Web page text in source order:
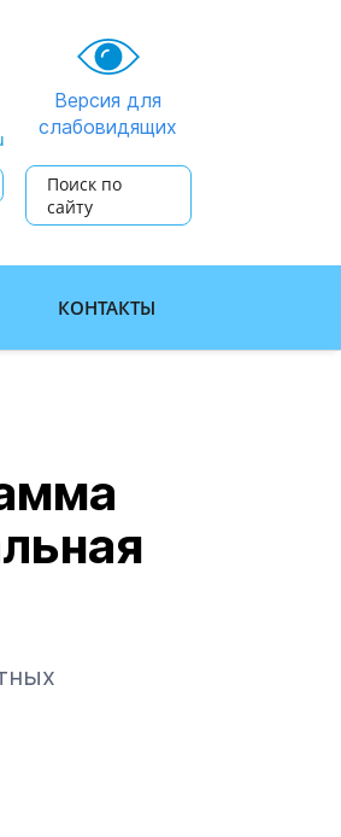
Версия для
слабовидящих
Поиск по
сайту
КОНТАКТЫ